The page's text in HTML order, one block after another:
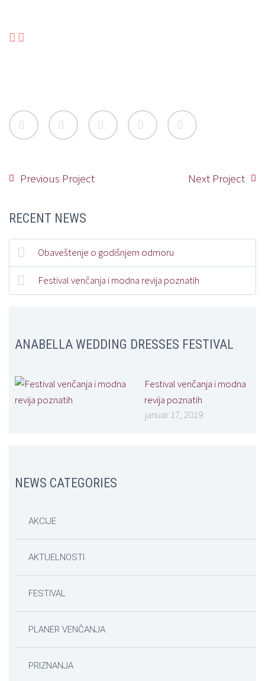
Previous Project Next Project
RECENT NEWS
Obaveštenje o godišnjem odmoru
Festival venčanja i modna revija poznatih
ANABELLA WEDDING DRESSES FESTIVAL
Festival venčanja i modna
revija poznatih
januar 17, 2019
NEWS CATEGORIES
AKCIJE
AKTUELNOSTI
FESTIVAL
PLANER VENČANJA
PRIZNANJA